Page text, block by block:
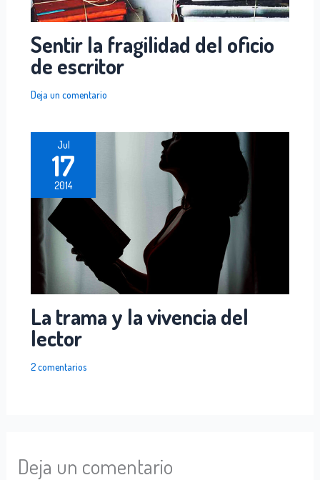
Sentir la fragilidad del oficio
de escritor
Deja un comentario
Jul
17
2014
La trama y la vivencia del
lector
2 comentarios
Deja un comentario